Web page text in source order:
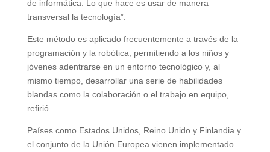
de informática. Lo que hace es usar de manera
transversal la tecnología”.
Este método es aplicado frecuentemente a través de la
programación y la robótica, permitiendo a los niños y
jóvenes adentrarse en un entorno tecnológico y, al
mismo tiempo, desarrollar una serie de habilidades
blandas como la colaboración o el trabajo en equipo,
refirió.
Países como Estados Unidos, Reino Unido y Finlandia y
el conjunto de la Unión Europea vienen implementado